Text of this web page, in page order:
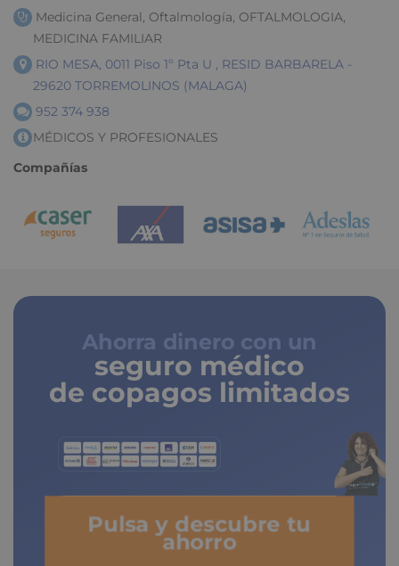
Medicina General, Oftalmología, OFTALMOLOGIA,
MEDICINA FAMILIAR
RIO MESA, 0011 Piso 1º Pta U , RESID BARBARELA -
29620 TORREMOLINOS (MALAGA)
952 374 938
MÉDICOS Y PROFESIONALES
Compañías
Ahorra dinero con un
seguro médico
de copagos limitados
Pulsa y descubre tu
ahorro